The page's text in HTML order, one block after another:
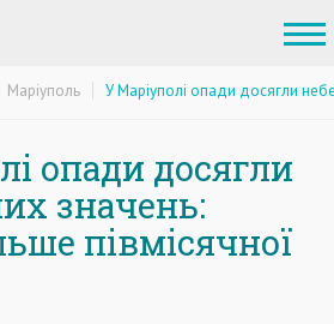
Маріуполь У Маріуполі опади досягли
опади досягли
значень:
півмісячної